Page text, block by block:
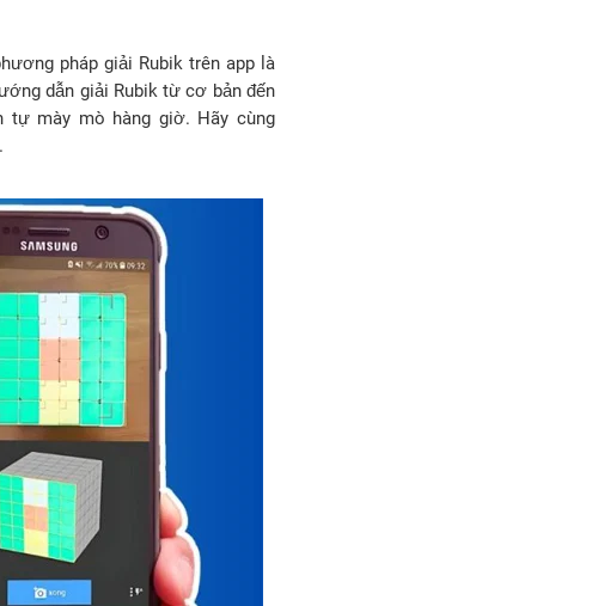
pháp giải Rubik trên app là
dẫn giải Rubik từ cơ bản đến
tự mày mò hàng giờ. Hãy cùng